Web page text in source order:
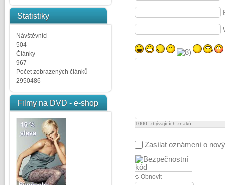
Statistiky
Návštěvníci
504
Články
967
Počet zobrazených článků
2950486
Filmy na DVD - e-shop
1000 zbývajících znaků
Zasílat oznámení o
Obnovit